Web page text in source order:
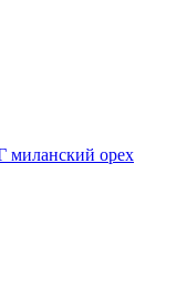
миланский орех